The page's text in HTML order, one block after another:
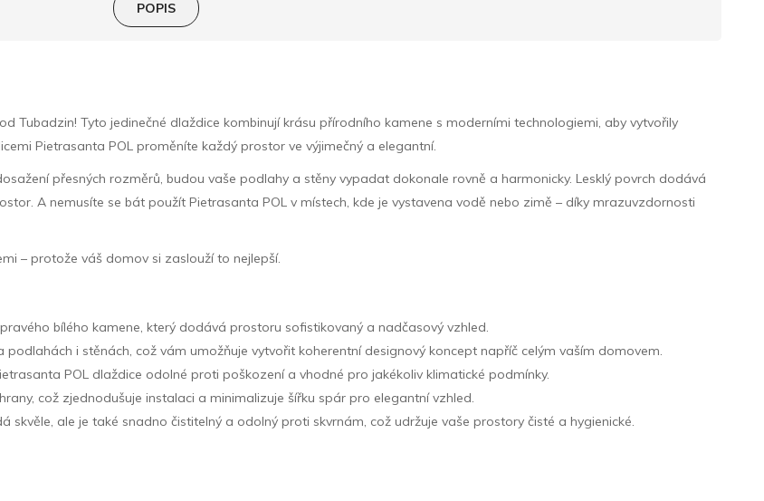
POPIS
Tubadzin! Tyto jedinečné dlaždice kombinují krásu přírodního kamene s moderními technologiemi, aby vytvořily
Pietrasanta POL proměníte každý prostor ve výjimečný a elegantní.
přesných rozměrů, budou vaše podlahy a stěny vypadat dokonale rovně a harmonicky. Lesklý povrch dodává
A nemusíte se bát použít Pietrasanta POL v místech, kde je vystavena vodě nebo zimě – díky mrazuvzdornosti
– protože váš domov si zaslouží to nejlepší.
bílého kamene, který dodává prostoru sofistikovaný a nadčasový vzhled.
i stěnách, což vám umožňuje vytvořit koherentní designový koncept napříč celým vaším domovem.
POL dlaždice odolné proti poškození a vhodné pro jakékoliv klimatické podmínky.
což zjednodušuje instalaci a minimalizuje šířku spár pro elegantní vzhled.
skvěle, ale je také snadno čistitelný a odolný proti skvrnám, což udržuje vaše prostory čisté a hygienické.